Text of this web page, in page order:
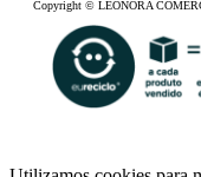
Copyright © LEONORA